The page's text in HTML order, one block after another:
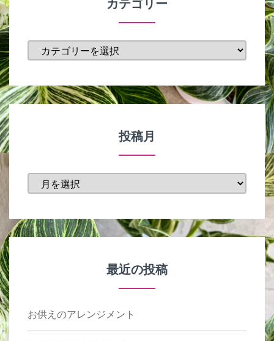
テ
リ
ー
投稿月
稿
最近の投稿
お供えのアレンジメント